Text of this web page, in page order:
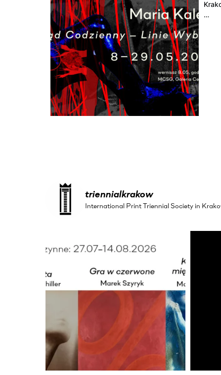
…
triennialkrakow
International Print Triennial Society in